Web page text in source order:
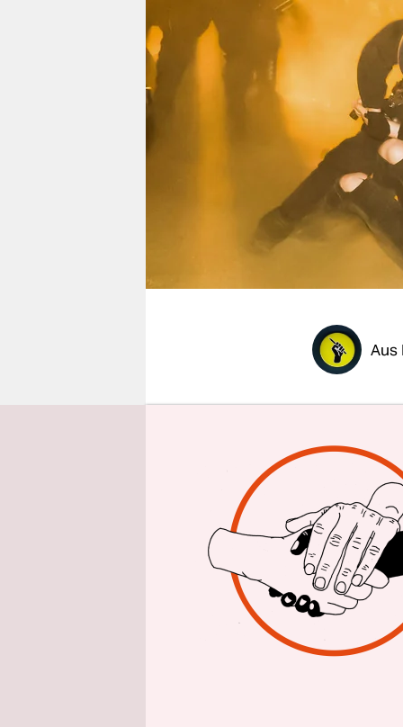
verlag
unterstützen
genossenschaft
Aus
Berlin
Personal
der
das
Milliarden
Dieser
der des
erhöhte.